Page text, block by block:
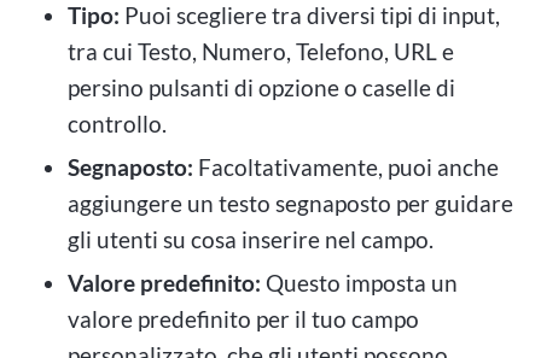
Tipo: Puoi scegliere tra diversi tipi di input,
tra cui Testo, Numero, Telefono, URL e
persino pulsanti di opzione o caselle di
controllo.
Segnaposto: Facoltativamente, puoi anche
aggiungere un testo segnaposto per guidare
gli utenti su cosa inserire nel campo.
Valore predefinito: Questo imposta un
valore predefinito per il tuo campo